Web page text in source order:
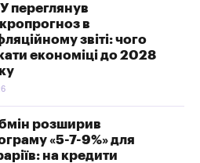
переглянув
в
звіті: чого
економіці до 2028
розширив
«5-7-9%» для
на кредити